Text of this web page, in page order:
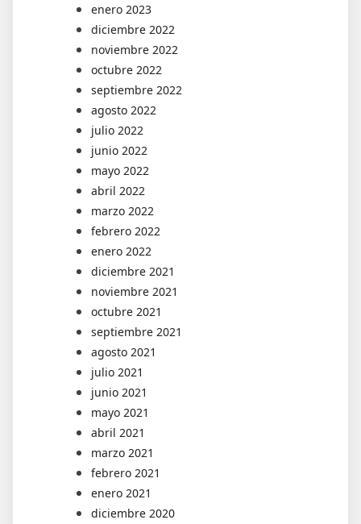
enero 2023
diciembre 2022
noviembre 2022
octubre 2022
septiembre 2022
agosto 2022
julio 2022
junio 2022
mayo 2022
abril 2022
marzo 2022
febrero 2022
enero 2022
diciembre 2021
noviembre 2021
octubre 2021
septiembre 2021
agosto 2021
julio 2021
junio 2021
mayo 2021
abril 2021
marzo 2021
febrero 2021
enero 2021
diciembre 2020